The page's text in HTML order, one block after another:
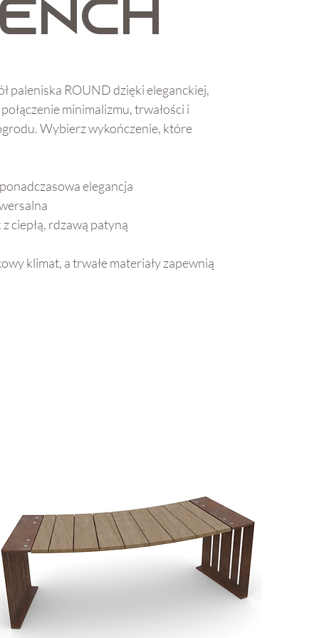
paleniska ROUND dzięki eleganckiej,
minimalizmu, trwałości i
Wybierz wykończenie, które
elegancja
ciepłą, rdzawą patyną
klimat, a trwałe materiały zapewnią